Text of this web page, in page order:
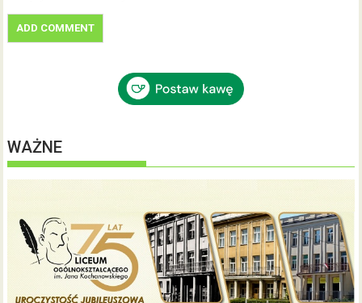
WAŻNE